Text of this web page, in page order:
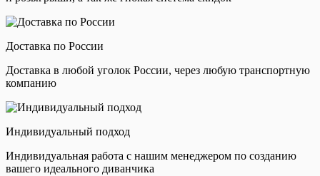
Доставка по России
Доставка в любой уголок России, через любую транспортную
компанию
Индивидуальный подход
Индивидуальная работа с нашим менеджером по созданию
вашего идеального диванчика